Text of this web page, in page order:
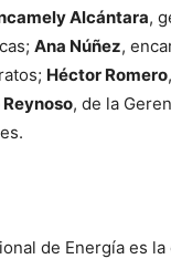
Alcántara,
Ana Núñez,
Héctor Romero
, de la
de Energía es la